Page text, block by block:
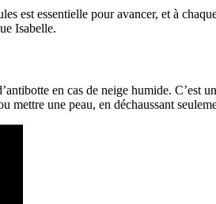
est essentielle pour avancer, et à
Isabelle.
en cas de neige humide. C’est
une peau, en déchaussant